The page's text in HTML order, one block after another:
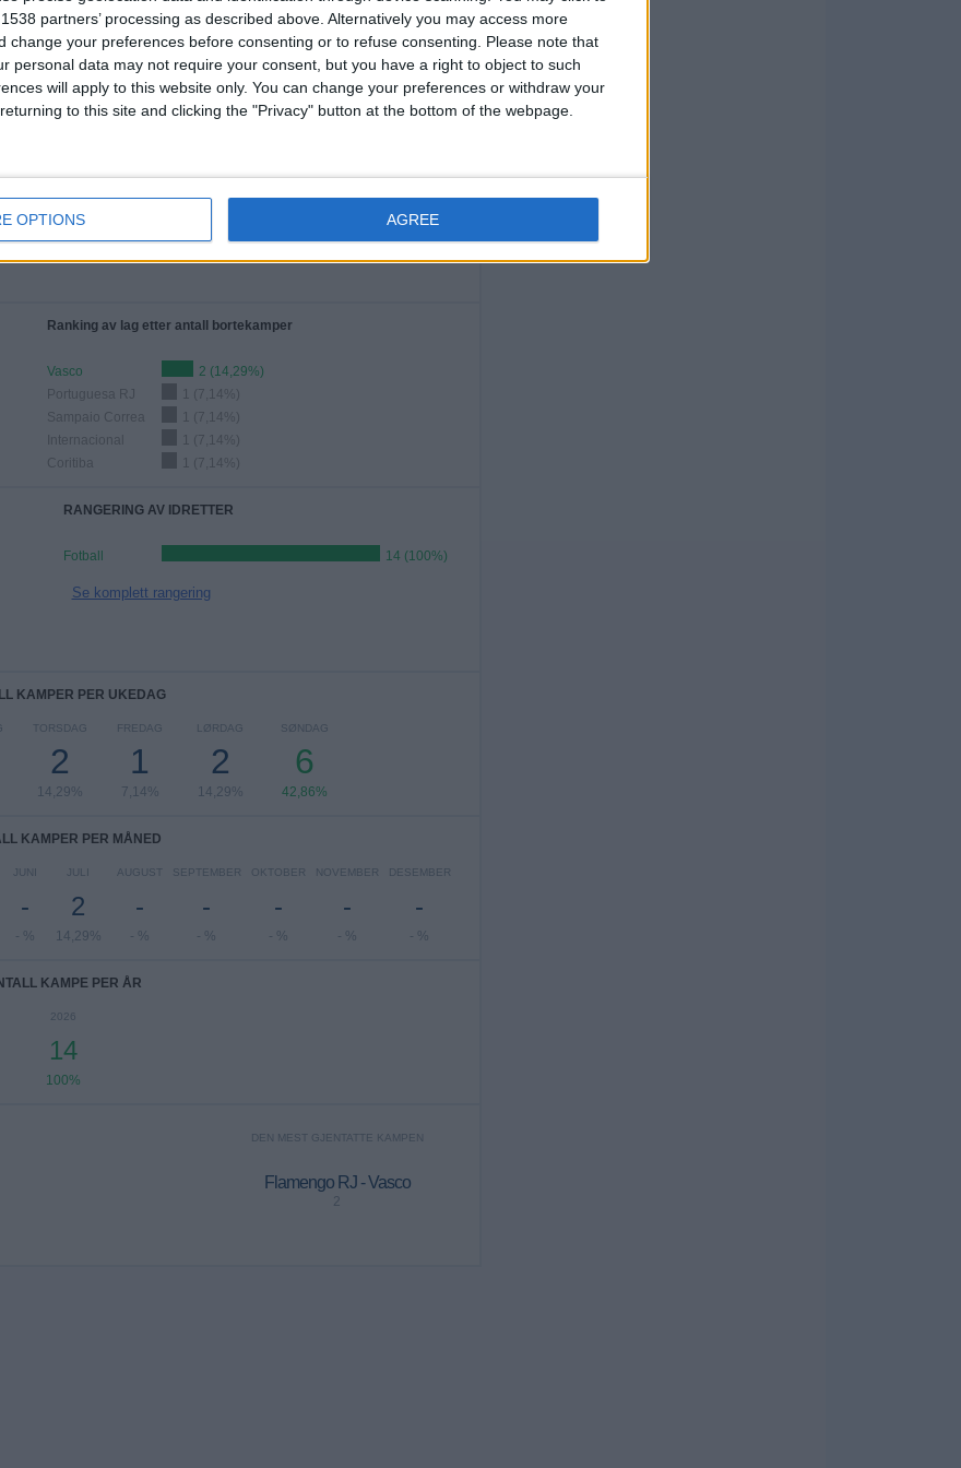
partners’ processing as described above. Alternatively you may access more
change your preferences before consenting or to refuse consenting.
Please note that
personal data may not require your consent, but you have a right to object to such
will apply to this website only. You can change your preferences or withdraw your
to this site and clicking the "Privacy" button at the bottom of the webpage.
OPTIONS AGREE
Flamengo RJ - Sao Paulo
26.07.2026 Brazilian Serie A
Ranking av lag etter antall bortekamper
Vasco
2 (14,29%)
Portuguesa RJ
1 (7,14%)
Sampaio Correa
1 (7,14%)
Internacional
1 (7,14%)
Coritiba
1 (7,14%)
RANGERING AV IDRETTER
Fotball 14 (100%)
Se komplett rangering
KAMPER PER UKEDAG
TORSDAG
2
14,29%
FREDAG
1
7,14%
LØRDAG
2
14,29%
SØNDAG
6
42,86%
KAMPER PER MÅNED
JUNI
-
- %
JULI
2
14,29%
AUGUST
-
- %
SEPTEMBER
-
- %
OKTOBER
-
- %
NOVEMBER
-
- %
DESEMBER
-
- %
KAMPE PER ÅR
2026
14
100%
DEN MEST GJENTATTE KAMPEN
Flamengo RJ - Vasco
2